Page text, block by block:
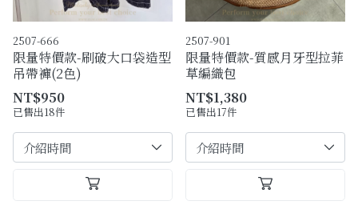
2507-666
限量特價款-刷破大口袋造型
吊帶褲(2色)
NT$950
已售出18件
2507-901
限量特價款-質感月牙型拉菲
草編織包
NT$1,380
已售出17件